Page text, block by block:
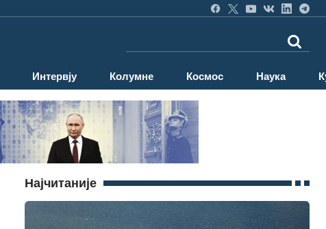
Интервју Колумне Космос Наука
Најчитаније